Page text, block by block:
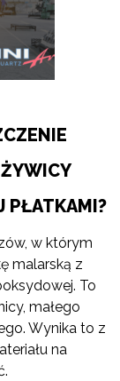
PŁATKAMI?
w którym
malarską z
To
małego
Wynika to z
na